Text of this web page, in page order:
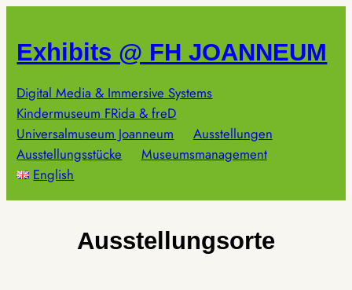
springen
Exhibits @ FH JOANNEUM
Digital Media & Immersive Systems
Kindermuseum FRida & freD
Universalmuseum Joanneum
Ausstellungen
Ausstellungsstücke
Museumsmanagement
English
Ausstellungsorte